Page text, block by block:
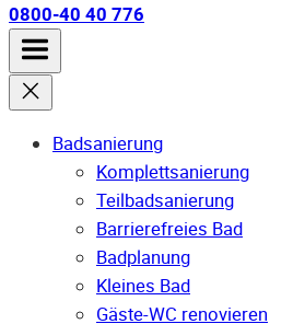
0800-40 40 776
Badsanierung
Komplettsanierung
Teilbadsanierung
Barrierefreies Bad
Badplanung
Kleines Bad
Gäste-WC renovieren